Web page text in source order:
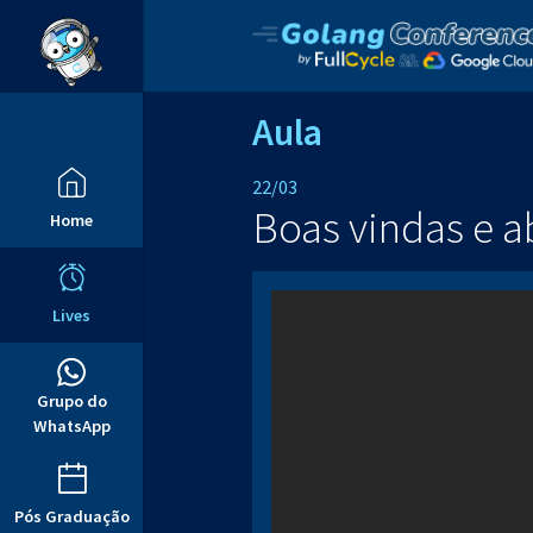
Home
Lives
Grupo do
WhatsApp
Pós Graduação
Aula
22/03
Boas vindas e